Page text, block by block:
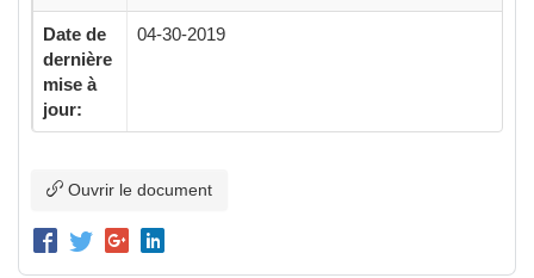
Date de
dernière
mise à
jour:
04-30-2019
Ouvrir le document